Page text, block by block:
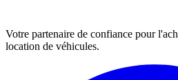
Votre partenaire de confiance pour
location de véhicules.